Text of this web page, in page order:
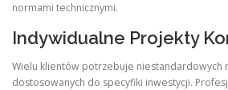
normami technicznymi.
Indywidualne Projekty
Wielu klientów potrzebuje niestandardowych
dostosowanych do specyfiki inwestycji.